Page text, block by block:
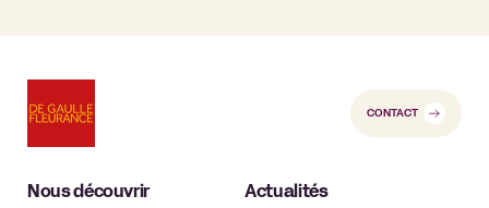
CONTACT
Nous découvrir Actualités